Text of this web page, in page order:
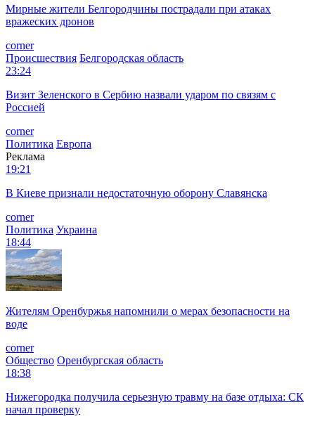
Мирные жители Белгородчины пострадали при атаках
вражеских дронов
corner
Происшествия Белгородская область
23:24
Визит Зеленского в Сербию назвали ударом по связям с
Россией
corner
Политика Европа
Реклама
19:21
В Киеве признали недостаточную оборону Славянска
corner
Политика Украина
18:44
Жителям Оренбуржья напомнили о мерах безопасности на
воде
corner
Общество Оренбургская область
18:38
Нижегородка получила серьезную травму на базе отдыха: СК
начал проверку